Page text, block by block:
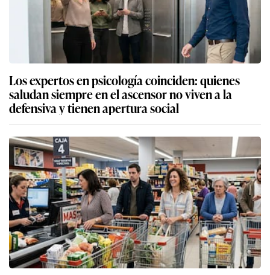
Los expertos en psicología coinciden: quienes
saludan siempre en el ascensor no viven a la
defensiva y tienen apertura social